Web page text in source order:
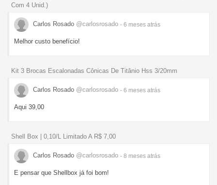
Com 4 Unid.)
Carlos Rosado @carlosrosado - 6 meses atrás
Melhor custo benefício!
Kit 3 Brocas Escalonadas Cônicas De Titânio Hss 3/20mm
Carlos Rosado @carlosrosado - 6 meses atrás
Aqui 39,00
Shell Box | 0,10/L Limitado A R$ 7,00
Carlos Rosado @carlosrosado - 8 meses atrás
E pensar que Shellbox já foi bom!